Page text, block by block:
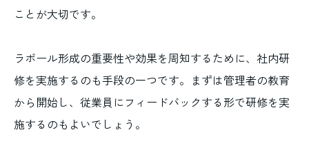
ことが大切です。
ラポール形成の重要性や効果を周知するために、社内研
修を実施するのも手段の一つです。まずは管理者の教育
から開始し、従業員にフィードバックする形で研修を実
施するのもよいでしょう。